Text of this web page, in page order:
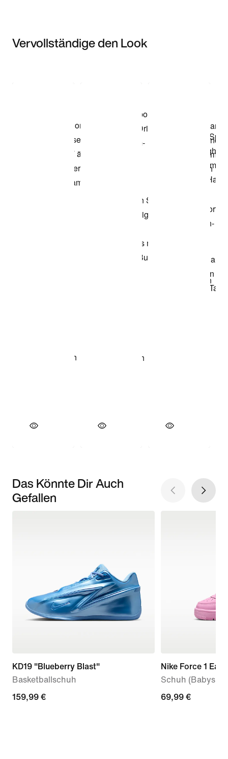
Vervollständige den Look
Das Könnte Dir Auch
Gefallen
KD19 "Blueberry Blast"
Basketballschuh
159,99 €
159,99 €
Nike Force 1
Schuh (Babys,
69,99 €
69,99 €